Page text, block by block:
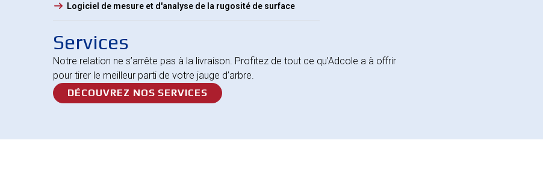
Logiciel de mesure et d'analyse de la rugosité de surface
Services
Notre relation ne s’arrête pas à la livraison. Profitez de tout ce qu’Adcole a à offrir
pour tirer le meilleur parti de votre jauge d’arbre.
DÉCOUVREZ NOS SERVICES